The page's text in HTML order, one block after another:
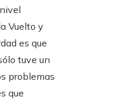
Vuelto y
es que
tuve un
problemas
que